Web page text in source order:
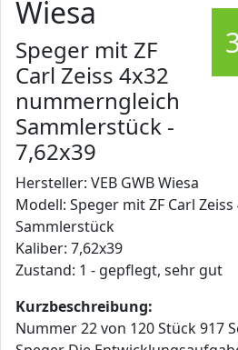
Wiesa
Speger mit ZF
Carl Zeiss 4x32
nummerngleich
Sammlerstück -
7,62x39
Hersteller: VEB GWB Wiesa
Modell: Speger mit ZF Carl
Sammlerstück
Kaliber: 7,62x39
Zustand: 1 - gepflegt, sehr gut
Kurzbeschreibung:
Nummer 22 von 120 Stück 917